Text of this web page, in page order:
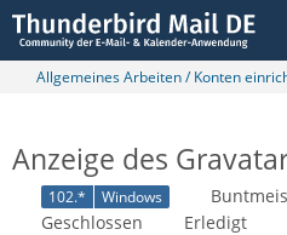
Allgemeines Arbeiten / Konten
Anzeige des
102.* Windows
Geschlossen
Erledigt